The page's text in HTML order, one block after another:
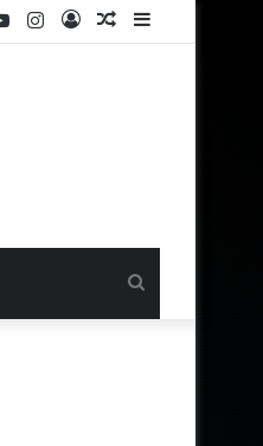
Sidebar
Random
Log
Instagram
YouTube